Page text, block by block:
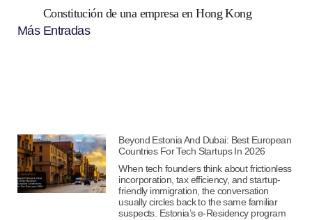
Constitución de una empresa en Hong Kong
Más Entradas
Beyond Estonia And Dubai: Best European
Countries For Tech Startups In 2026
When tech founders think about frictionless
incorporation, tax efficiency, and startup-
friendly immigration, the conversation
usually circles back to the same familiar
suspects. Estonia’s e-Residency program